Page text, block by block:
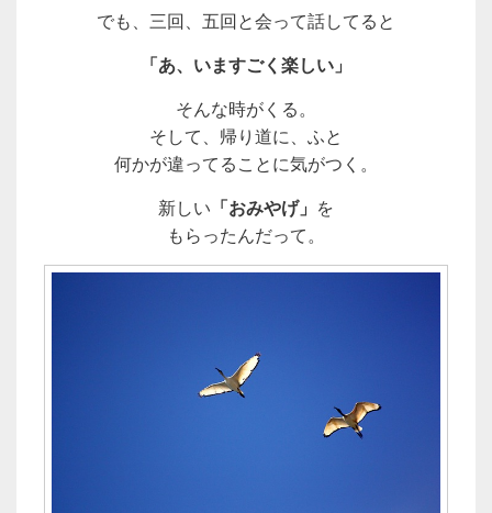
でも、三回、五回と会って話してると
「あ、いますごく楽しい」
そんな時がくる。
そして、帰り道に、ふと
何かが違ってることに気がつく。
新しい 「おみやげ」 を
もらったんだって。